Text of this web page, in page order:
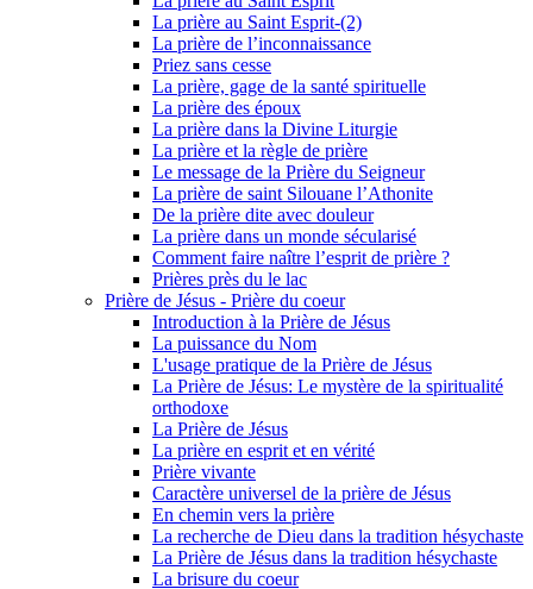
La prière au Saint Esprit-(2)
La prière de l’inconnaissance
Priez sans cesse
La prière, gage de la santé spirituelle
La prière des époux
La prière dans la Divine Liturgie
La prière et la règle de prière
Le message de la Prière du Seigneur
La prière de saint Silouane l’Athonite
De la prière dite avec douleur
La prière dans un monde sécularisé
Comment faire naître l’esprit de prière ?
Prières près du le lac
Prière de Jésus - Prière du coeur
Introduction à la Prière de Jésus
La puissance du Nom
L'usage pratique de la Prière de Jésus
La Prière de Jésus: Le mystère de la spiritualité
orthodoxe
La Prière de Jésus
La prière en esprit et en vérité
Prière vivante
Caractère universel de la prière de Jésus
En chemin vers la prière
La recherche de Dieu dans la tradition hésychaste
La Prière de Jésus dans la tradition hésychaste
La brisure du coeur